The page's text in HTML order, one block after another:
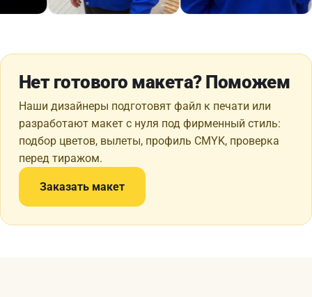
Нет готового макета? Поможем
Наши дизайнеры подготовят файл к печати или
разработают макет с нуля под фирменный стиль:
подбор цветов, вылеты, профиль CMYK, проверка
перед тиражом.
Заказать макет